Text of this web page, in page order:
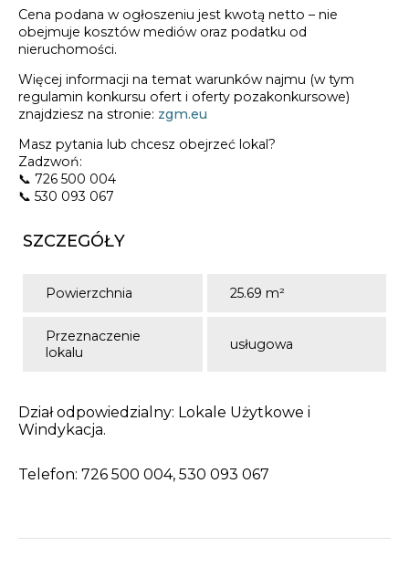
Cena podana w ogłoszeniu jest kwotą netto – nie
obejmuje kosztów mediów oraz podatku od
nieruchomości.
Więcej informacji na temat warunków najmu (w tym
regulamin konkursu ofert i oferty pozakonkursowe)
znajdziesz na stronie: zgm.eu
Masz pytania lub chcesz obejrzeć lokal?
Zadzwoń:
📞 726 500 004
📞 530 093 067
SZCZEGÓŁY
Powierzchnia 25.69 m²
Przeznaczenie
lokalu
usługowa
Dział odpowiedzialny: Lokale Użytkowe i
Windykacja.
Telefon: 726 500 004, 530 093 067